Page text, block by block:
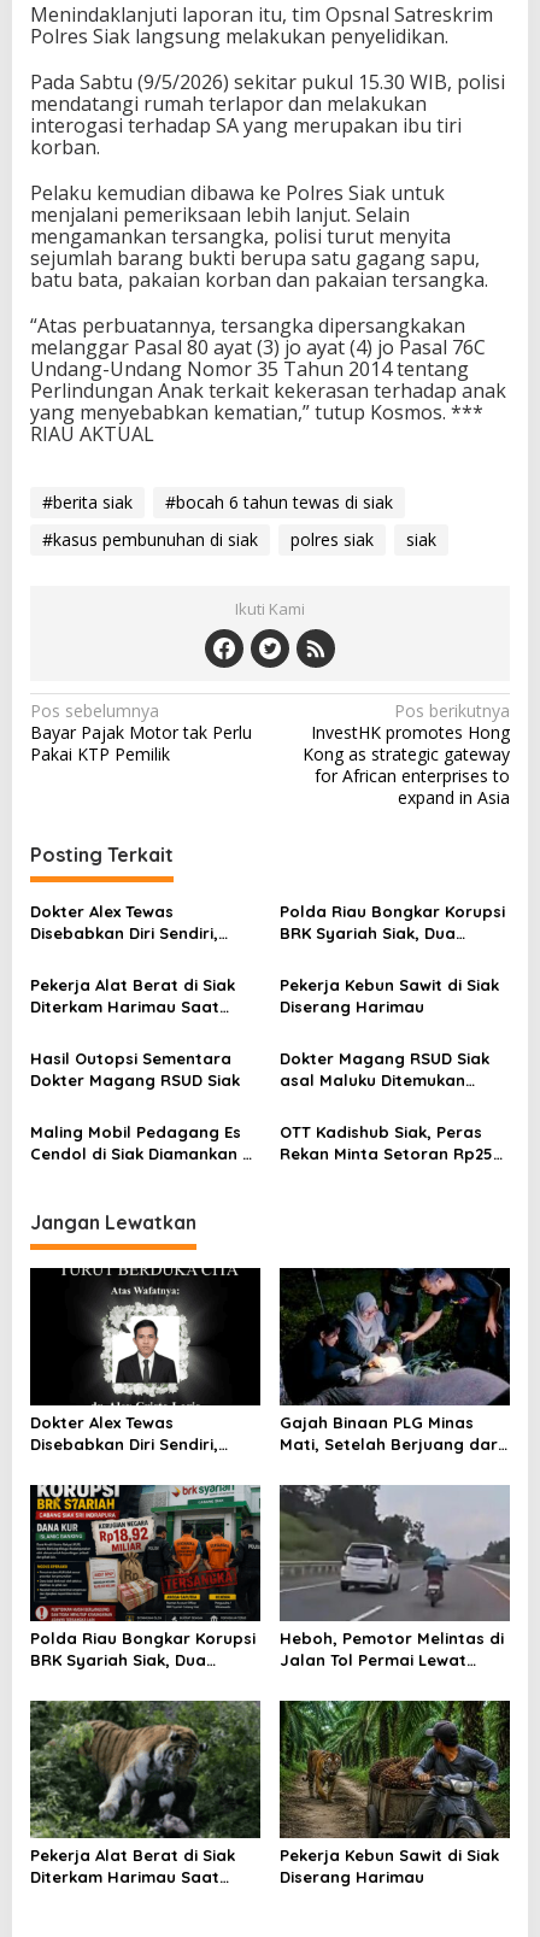
Menindaklanjuti laporan itu, tim Opsnal Satreskrim
Polres Siak langsung melakukan penyelidikan.
Pada Sabtu (9/5/2026) sekitar pukul 15.30 WIB, polisi
mendatangi rumah terlapor dan melakukan
interogasi terhadap SA yang merupakan ibu tiri
korban.
Pelaku kemudian dibawa ke Polres Siak untuk
menjalani pemeriksaan lebih lanjut. Selain
mengamankan tersangka, polisi turut menyita
sejumlah barang bukti berupa satu gagang sapu,
batu bata, pakaian korban dan pakaian tersangka.
“Atas perbuatannya, tersangka dipersangkakan
melanggar Pasal 80 ayat (3) jo ayat (4) jo Pasal 76C
Undang-Undang Nomor 35 Tahun 2014 tentang
Perlindungan Anak terkait kekerasan terhadap anak
yang menyebabkan kematian,” tutup Kosmos. ***
RIAU AKTUAL
#berita siak
#bocah 6 tahun tewas di siak
#kasus pembunuhan di siak
polres siak siak
Ikuti Kami
N
a
g
a
s
i
p
o
s
Pos sebelumnya
Bayar Pajak Motor tak Perlu
Pakai KTP Pemilik
Pos berikutnya
InvestHK promotes Hong
Kong as strategic gateway
for African enterprises to
expand in Asia
Posting Terkait
Dokter Alex Tewas
Disebabkan Diri Sendiri,
Online
Polda Riau Bongkar Korupsi
BRK Syariah Siak, Dua
Rp18,92 Miliar
Pekerja Alat Berat di Siak
Diterkam Harimau Saat
Pekerja Kebun Sawit di Siak
Diserang Harimau
Hasil Outopsi Sementara
Dokter Magang RSUD Siak
Dokter Magang RSUD Siak
asal Maluku Ditemukan
Maling Mobil Pedagang Es
Cendol di Siak Diamankan di
OTT Kadishub Siak, Peras
Rekan Minta Setoran Rp25
Jangan Lewatkan
Dokter Alex Tewas
Disebabkan Diri Sendiri,
Online
Gajah Binaan PLG Minas
Mati, Setelah Berjuang dari
Polda Riau Bongkar Korupsi
BRK Syariah Siak, Dua
Rp18,92 Miliar
Heboh, Pemotor Melintas di
Jalan Tol Permai Lewat
Pekerja Alat Berat di Siak
Diterkam Harimau Saat
Pekerja Kebun Sawit di Siak
Diserang Harimau